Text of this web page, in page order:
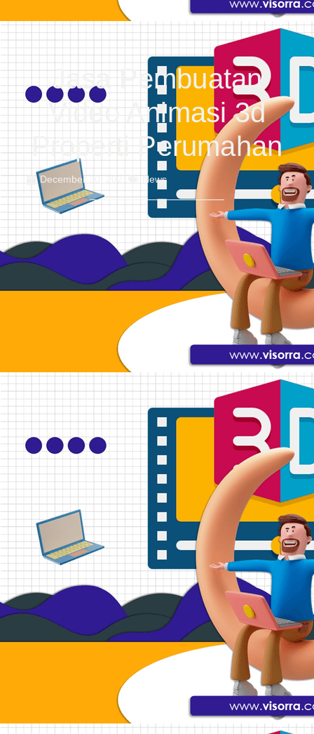
Jasa Pembuatan
Video Animasi 3d
Properti Perumahan
December 30, 2021 News